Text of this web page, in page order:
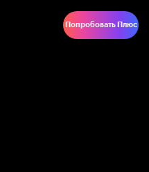
Попробовать Плюс